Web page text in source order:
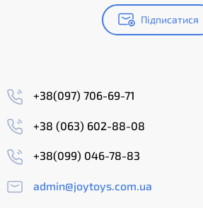
Підписатися
+38(097) 706-69-71
+38 (063) 602-88-08
+38(099) 046-78-83
admin@joytoys.com.ua